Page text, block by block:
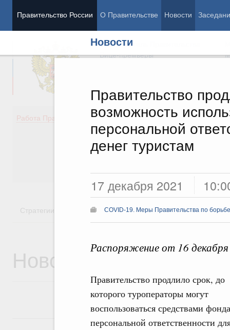
Правительство России О Правительстве Новости
Новости
Правительство
возможность
персональной
денег туристам
17 декабря 2021
COVID-19. Меры Правительства по
Распоряжение от 16
Правительство продлило срок, до
которого туроператоры могут
воспользоваться средствами фонда
персональной ответственности
Председатель Правительства
Вице-премьеры
Работа Правительства
Демография
Здоровье
Культура
Государство
Стратегии Государственные программы
Новости
8 августа, суббота